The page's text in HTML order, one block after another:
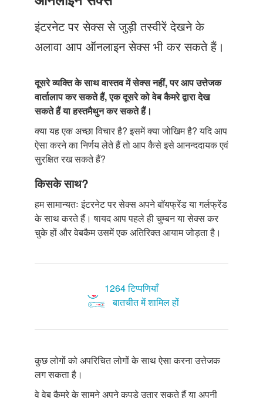
Just Poocho
संपर्क करें
इंटरनेट पर सेक्स से जुड़ी तस्वीरें देखने के
अलावा आप ऑनलाइन सेक्स भी कर सकते हैं।
दूसरे व्यक्ति के साथ वास्तव में सेक्स नहीं, पर आप उत्तेजक
वार्तालाप कर सकते हैं, एक दूसरे को वेब कैमरे द्वारा देख
सकते हैं या हस्तमैथुन कर सकते हैं।
क्या यह एक अच्छा विचार है? इसमें क्या जोखिम है? यदि आप
ऐसा करने का निर्णय लेते हैं तो आप कैसे इसे आनन्ददायक एवं
सुरक्षित रख सकते हैं?
किसके साथ?
हम सामान्यतः इंटरनेट पर सेक्स अपने बाॅयफ्रेंड या गर्लफ्रेंड
के साथ करते हैं। षायद आप पहले ही चुम्बन या सेक्स कर
चुके हों और वेबकैम उसमें एक अतिरिक्त आयाम जोड़ता है।
1264 टिप्पणियाँ
बातचीत में शामिल हों
कुछ लोगों को अपरिचित लोगों के साथ ऐसा करना उत्तेजक
लग सकता है।
वे वेब कैमरे के सामने अपने कपड़े उतार सकते हैं या अपनी